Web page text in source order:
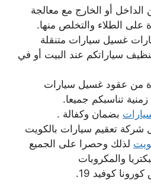
الداخل أو الخارج مع معالجة
على الطلاء والتخلص منها.
غسيل سيارات متنقلة
سياراتكم عند البيت أو في
من عقود غسيل سيارات
تناسبكم جميعا.
بضمان وكفالة .
شركة تعقيم سيارات بالكويت
لذلك وحصرا على الجميع
والمكروبات
كوفيد 19.